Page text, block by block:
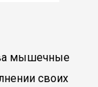
мышечные
своих